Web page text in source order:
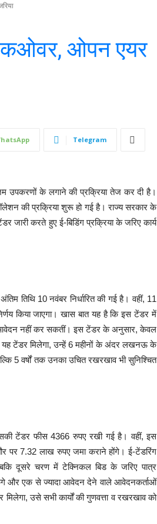
ओपन एयर
Telegram
उपकरणों के लगाने की प्रक्रिया तेज कर दी है।
की प्रक्रिया शुरू हो गई है। राज्य सरकार के
जारी करते हुए ई-बिडिंग प्रक्रिया के जरिए कार्य
तिथि 10 नवंबर निर्धारित की गई है। वहीं, 11
किया जाएगा। खास बात यह है कि इस टेंडर में
आवेदन नहीं कर सकतीं। इस टेंडर के अनुसार, केवल
यह टेंडर मिलेगा, उन्हें 6 महीनों के अंदर लखनऊ के
5 वर्षों तक उनका उचित रखरखाव भी सुनिश्चित
टेंडर फीस 4366 रुपए रखी गई है। वहीं, इस
पर 7.32 लाख रुपए जमा कराने होंगे। ई-टेंडरिंग
दूसरे चरण में टेक्निकल बिड के जरिए पात्र
और एक से ज्यादा आवेदन देने वाले आवेदनकर्ताओं
उसे सभी कार्यों की गुणवत्ता व रखरखाव को